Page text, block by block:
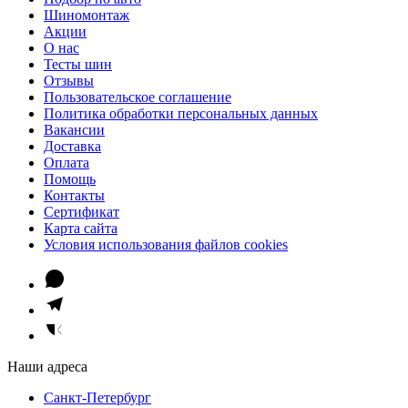
Шиномонтаж
Акции
О нас
Тесты шин
Отзывы
Пользовательское соглашение
Политика обработки персональных данных
Вакансии
Доставка
Оплата
Помощь
Контакты
Сертификат
Карта сайта
Условия использования файлов cookies
Наши адреса
Санкт-Петербург